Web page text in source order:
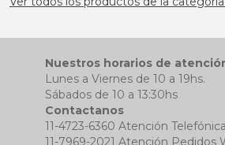
Nuestros horarios de
Lunes a Viernes de 10 a 19hs.
Sábados de 10 a 13:30hs
Contactanos
11-4723-6360 Atención Telefónica
11-7969-2021 Atención Pedidos